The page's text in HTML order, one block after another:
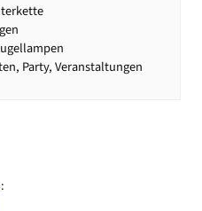
Party, Veranstaltungen